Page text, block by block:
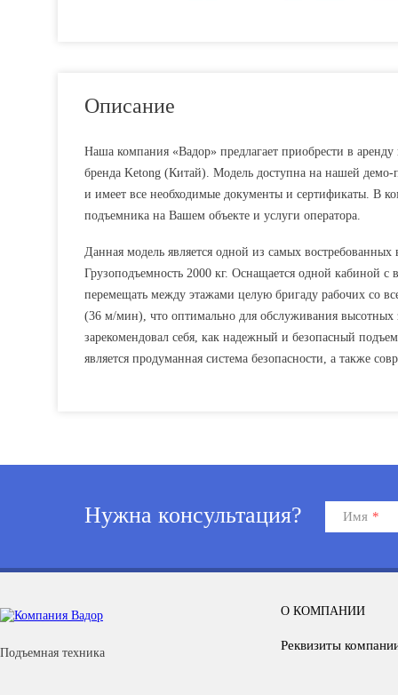
Описание
Наша компания «Вадор» предлагает приобрести в
бренда Ketong (Китай). Модель доступна на нашей демо-
и имеет все необходимые документы и сертификаты. В
подъемника на Вашем объекте и услуги оператора.
Данная модель является одной из самых
Грузоподъемность 2000 кг. Оснащается одной кабиной
перемещать между этажами целую бригаду рабочих со
(36 м/мин), что оптимально для обслуживания
зарекомендовал себя, как надежный и безопасный
является продуманная система безопасности, а также
Нужна консультация? Имя *
Подъемная техника
О КОМПАНИИ
Реквизиты